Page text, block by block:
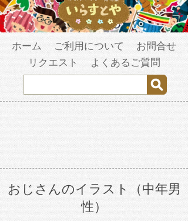
ホーム ご利用について
お問合せ
リクエスト
よくあるご質問
おじさんのイラスト（中年男
性）